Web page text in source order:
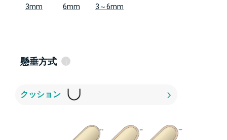
3mm 6mm 3～6mm
懸垂方式 i
ロッキング
クッション